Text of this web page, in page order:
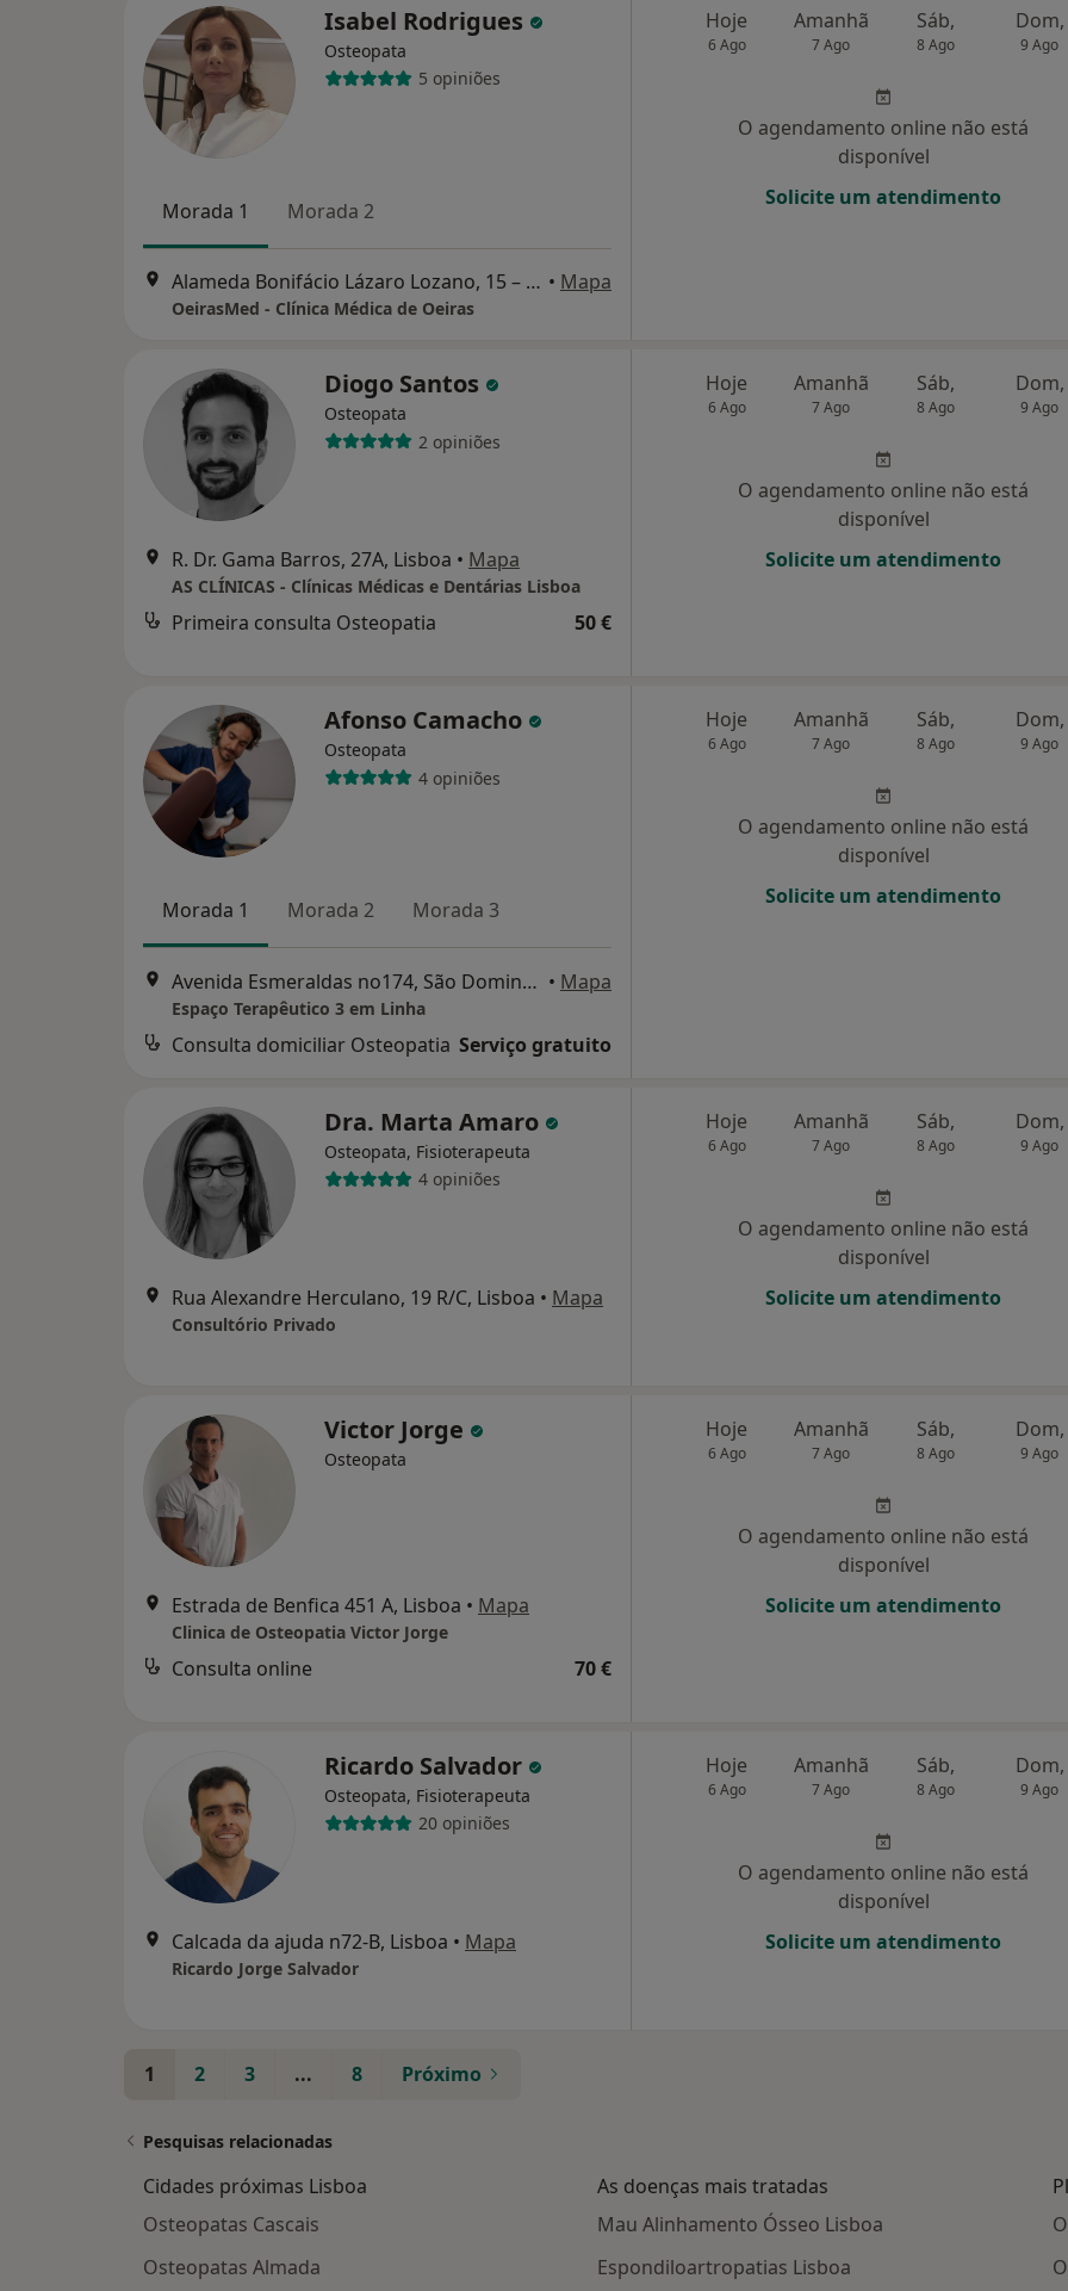
Isabel Rodrigues
Osteopata
5 opiniões
Morada 1 Morada 2
Alameda Bonifácio Lázaro Lozano, 15 – 1D, Oeiras • Mapa
OeirasMed - Clínica Médica de Oeiras
Hoje
6 Ago
Amanhã
7 Ago
Sáb,
8 Ago
Dom,
9 Ago
O agendamento online não está
disponível
Solicite um atendimento
Diogo Santos
Osteopata
2 opiniões
R. Dr. Gama Barros, 27A, Lisboa • Mapa
AS CLÍNICAS - Clínicas Médicas e Dentárias Lisboa
Primeira consulta Osteopatia 50 €
Hoje
6 Ago
Amanhã
7 Ago
Sáb,
8 Ago
Dom,
9 Ago
O agendamento online não está
disponível
Solicite um atendimento
Afonso Camacho
Osteopata
4 opiniões
Morada 1 Morada 2 Morada 3
Avenida Esmeraldas no174, São Domingos de Rana • Mapa
Espaço Terapêutico 3 em Linha
Consulta domiciliar Osteopatia Serviço gratuito
Hoje
6 Ago
Amanhã
7 Ago
Sáb,
8 Ago
Dom,
9 Ago
O agendamento online não está
disponível
Solicite um atendimento
Dra. Marta Amaro
Osteopata, Fisioterapeuta
4 opiniões
Rua Alexandre Herculano, 19 R/C, Lisboa • Mapa
Consultório Privado
Hoje
6 Ago
Amanhã
7 Ago
Sáb,
8 Ago
Dom,
9 Ago
O agendamento online não está
disponível
Solicite um atendimento
Victor Jorge
Osteopata
Estrada de Benfica 451 A, Lisboa • Mapa
Clinica de Osteopatia Victor Jorge
Consulta online 70 €
Hoje
6 Ago
Amanhã
7 Ago
Sáb,
8 Ago
Dom,
9 Ago
O agendamento online não está
disponível
Solicite um atendimento
Ricardo Salvador
Osteopata, Fisioterapeuta
20 opiniões
Calcada da ajuda n72-B, Lisboa • Mapa
Ricardo Jorge Salvador
Hoje
6 Ago
Amanhã
7 Ago
Sáb,
8 Ago
Dom,
9 Ago
O agendamento online não está
disponível
Solicite um atendimento
1 2 3 ... 8 Próximo
Pesquisas relacionadas
Cidades próximas Lisboa
Osteopatas Cascais
Osteopatas Almada
As doenças mais tratadas
Mau Alinhamento Ósseo Lisboa
Espondiloartropatias Lisboa